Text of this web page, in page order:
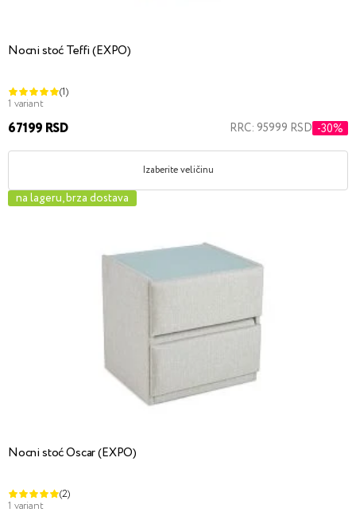
Nocni stoć Teffi (EXPO)
(1)
1 variant
67199 RSD RRC: 95999 RSD -30%
Izaberite veličinu
na lageru, brza dostava
Nocni stoć Oscar (EXPO)
(2)
1 variant